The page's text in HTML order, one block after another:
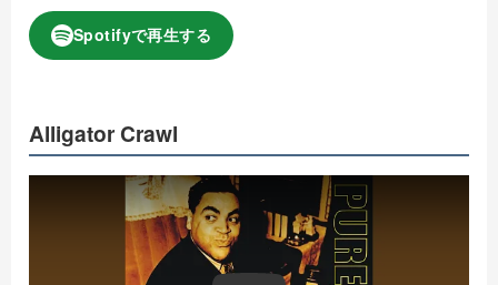
Spotifyで再生する
Alligator Crawl